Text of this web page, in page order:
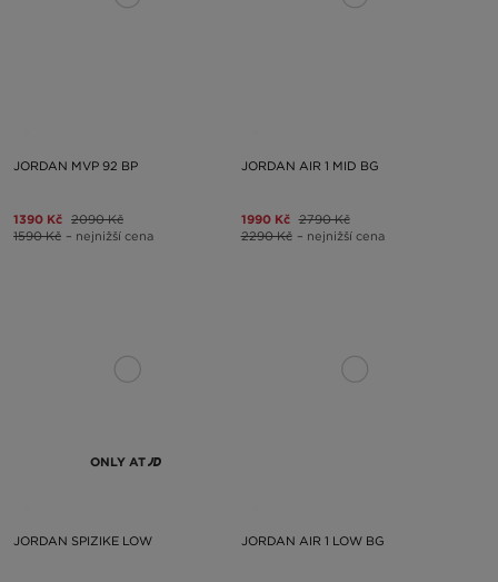
JORDAN MVP 92 BP
1390 Kč 2090 Kč
1590 Kč – nejnižší cena
JORDAN AIR 1 MID BG
1990 Kč 2790 Kč
2290 Kč – nejnižší cena
ONLY AT
JORDAN SPIZIKE LOW JORDAN AIR 1 LOW BG